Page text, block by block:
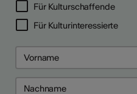
Für Kulturschaffende
Für Kulturinteressierte